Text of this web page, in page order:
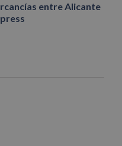
entre Alicante